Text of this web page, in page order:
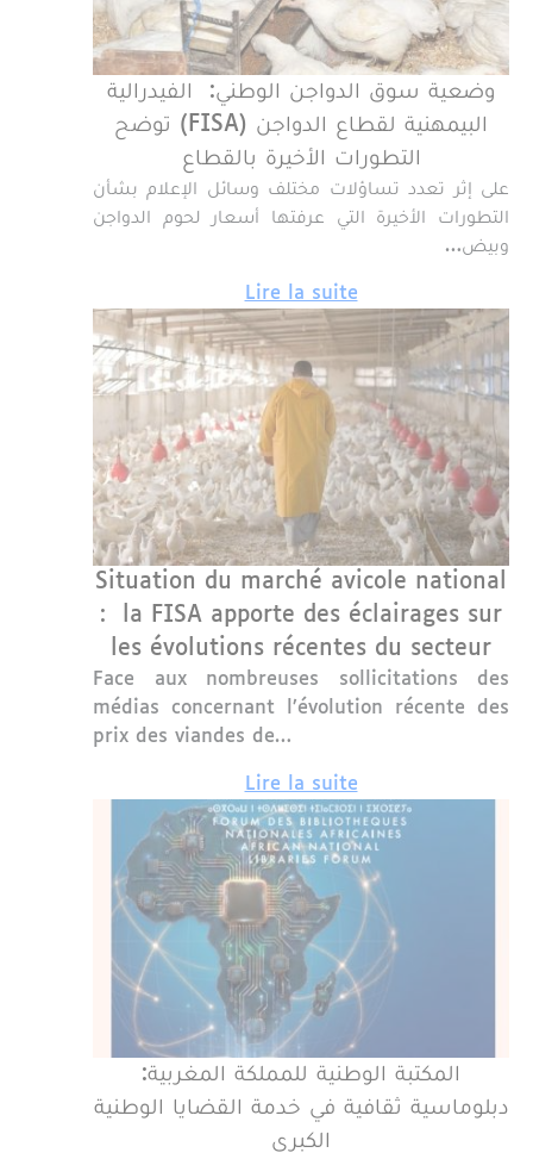
وضعية سوق الدواجن الوطني: الفيدرالية
البيمهنية لقطاع الدواجن (FISA) توضح
التطورات الأخيرة بالقطاع
على إثر تعدد تساؤلات مختلف وسائل الإعلام بشأن
التطورات الأخيرة التي عرفتها أسعار لحوم الدواجن
وبيض…
Lire la suite
Situation du marché avicole national
: la FISA apporte des éclairages sur
les évolutions récentes du secteur
Face aux nombreuses sollicitations des
médias concernant l’évolution récente des
prix des viandes de…
Lire la suite
المكتبة الوطنية للمملكة المغربية:
دبلوماسية ثقافية في خدمة القضايا الوطنية
الكبرى